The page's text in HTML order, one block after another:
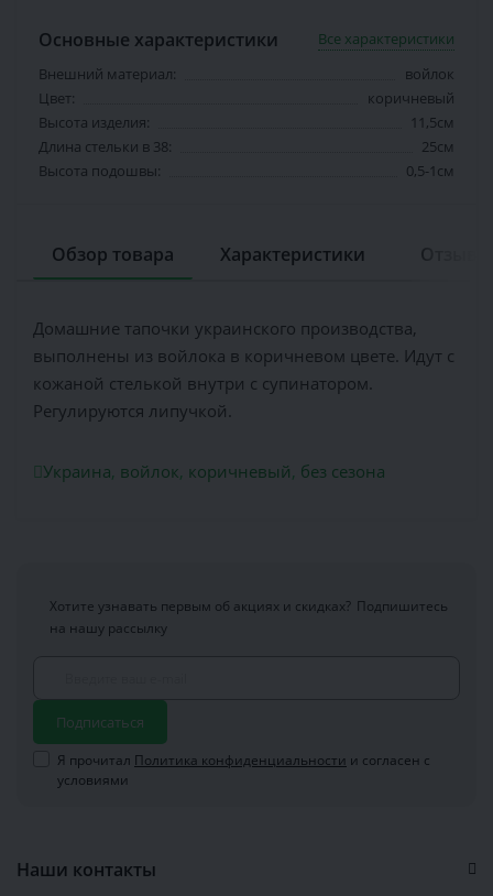
Основные характеристики
Все характеристики
Внешний материал:
войлок
Цвет:
коричневый
Высота изделия:
11,5см
Длина стельки в 38:
25см
Высота подошвы:
0,5-1см
Обзор товара Характеристики
Домашние тапочки украинского производства,
выполнены из войлока в коричневом цвете. Идут с
кожаной стелькой внутри с супинатором.
Регулируются липучкой.
Украина, войлок, коричневый, без сезона
Хотите узнавать первым об акциях и скидках? Подпишитесь
на нашу рассылку
Подписаться
Я прочитал Политика конфиденциальности и согласен с
условиями
Наши контакты